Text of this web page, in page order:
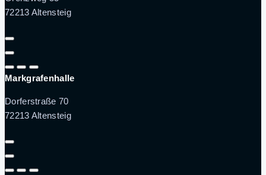
72213 Altensteig
Markgrafenhalle
Dorferstraße 70
72213 Altensteig